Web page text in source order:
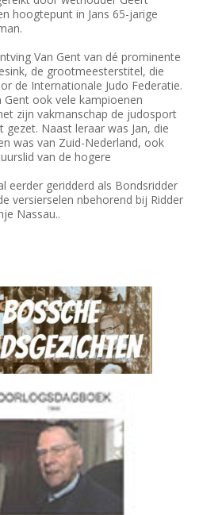
hoogtepunt in Jans 65-jarige
Van Gent van dé prominente
de grootmeesterstitel, die
de Internationale Judo Federatie.
Gent ook vele kampioenen
zijn vakmanschap de judosport
gezet. Naast leraar was Jan, die
was van Zuid-Nederland, ook
van de hogere
eerder geridderd als Bondsridder
versierselen nbehorend bij Ridder
Nassau..